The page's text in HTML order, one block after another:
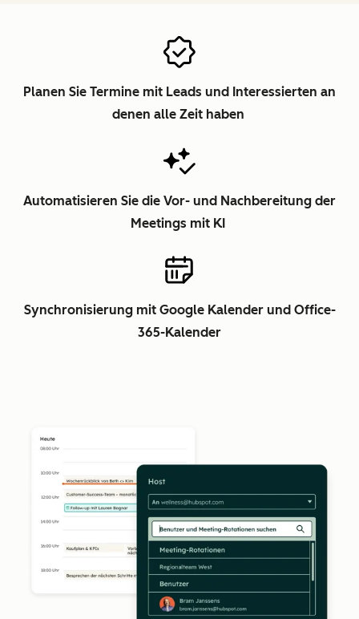
Planen Sie Termine mit Leads und Interessierten an
denen alle Zeit haben
Automatisieren Sie die Vor- und Nachbereitung der
Meetings mit KI
Synchronisierung mit Google Kalender und Office-
365-Kalender